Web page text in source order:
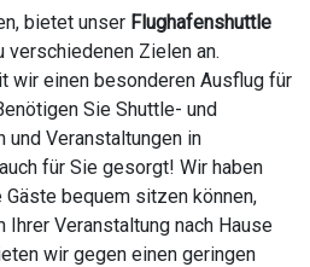
bietet unser Flughafenshuttle
Zielen an.
wir einen besonderen Ausflug für
Sie Shuttle- und
Veranstaltungen in
für Sie gesorgt! Wir haben
bequem sitzen können,
Veranstaltung nach Hause
wir gegen einen geringen